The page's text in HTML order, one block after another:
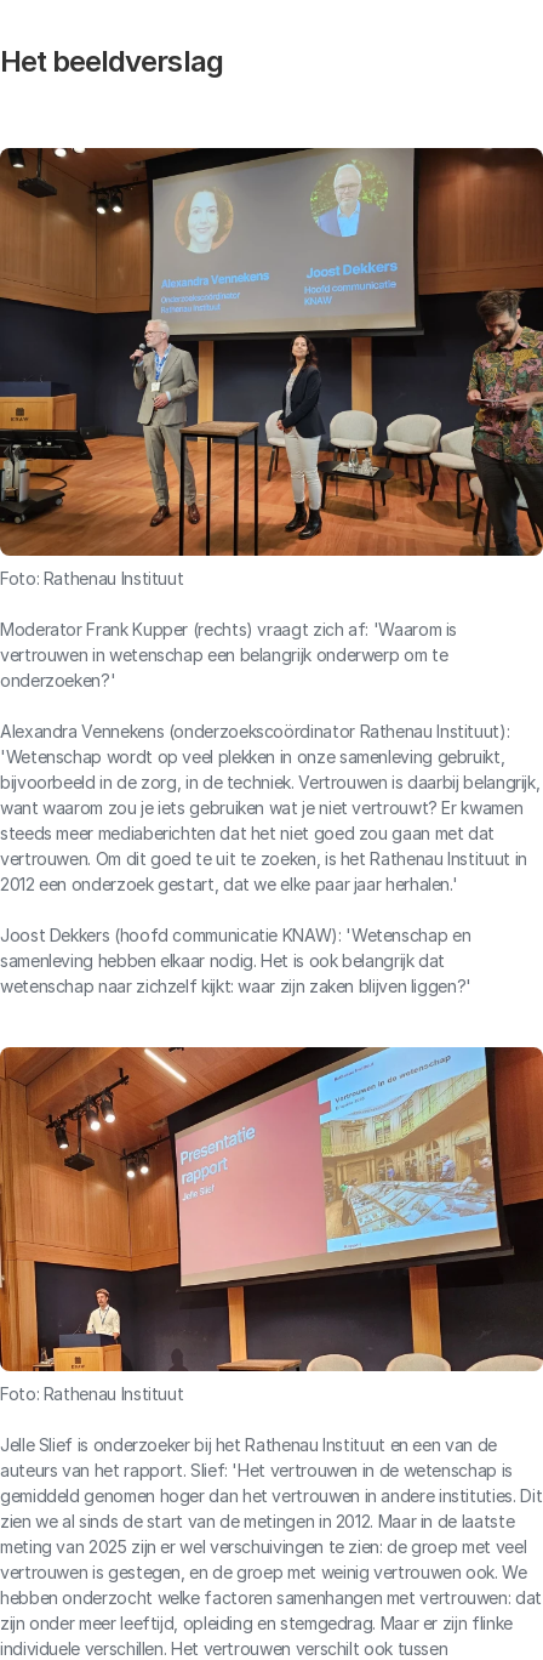
Het beeldverslag
Foto: Rathenau Instituut
Moderator Frank Kupper (rechts) vraagt zich af: 'Waarom is
vertrouwen in wetenschap een belangrijk onderwerp om te
onderzoeken?'
Alexandra Vennekens (onderzoekscoördinator Rathenau Instituut):
'Wetenschap wordt op veel plekken in onze samenleving gebruikt,
bijvoorbeeld in de zorg, in de techniek. Vertrouwen is daarbij belangrijk,
want waarom zou je iets gebruiken wat je niet vertrouwt? Er kwamen
steeds meer mediaberichten dat het niet goed zou gaan met dat
vertrouwen. Om dit goed te uit te zoeken, is het Rathenau Instituut in
2012 een onderzoek gestart, dat we elke paar jaar herhalen.'
Joost Dekkers (hoofd communicatie KNAW): 'Wetenschap en
samenleving hebben elkaar nodig. Het is ook belangrijk dat
wetenschap naar zichzelf kijkt: waar zijn zaken blijven liggen?'
Foto: Rathenau Instituut
Jelle Slief is onderzoeker bij het Rathenau Instituut en een van de
auteurs van het rapport. Slief: 'Het vertrouwen in de wetenschap is
gemiddeld genomen hoger dan het vertrouwen in andere instituties. Dit
zien we al sinds de start van de metingen in 2012. Maar in de laatste
meting van 2025 zijn er wel verschuivingen te zien: de groep met veel
vertrouwen is gestegen, en de groep met weinig vertrouwen ook. We
hebben onderzocht welke factoren samenhangen met vertrouwen: dat
zijn onder meer leeftijd, opleiding en stemgedrag. Maar er zijn flinke
individuele verschillen. Het vertrouwen verschilt ook tussen